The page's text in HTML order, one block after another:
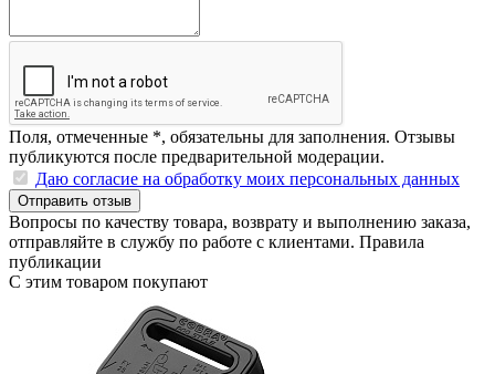
Поля, отмеченные *, обязательны для заполнения. Отзывы
публикуются после предварительной модерации.
Даю согласие на обработку моих персональных данных
Отправить отзыв
Вопросы по качеству товара, возврату и выполнению заказа,
отправляйте в службу по работе с клиентами. Правила
публикации
С этим товаром покупают